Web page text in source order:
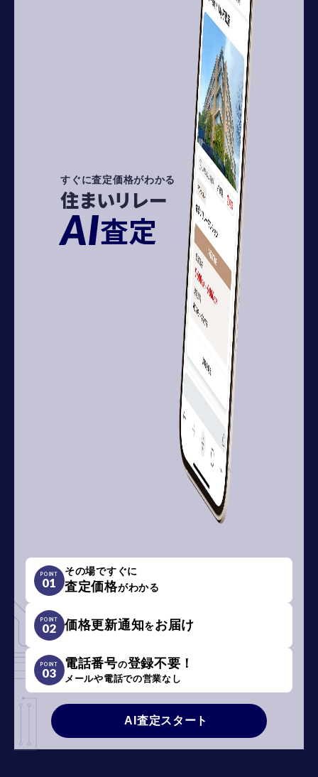
すぐに査定価格がわかる
住まいリレー
AI査定
POINT
01
その場ですぐに
査定価格がわかる
POINT
02 価格更新通知をお届け
POINT
03
電話番号の登録不要！
メールや電話での営業なし
AI査定スタート